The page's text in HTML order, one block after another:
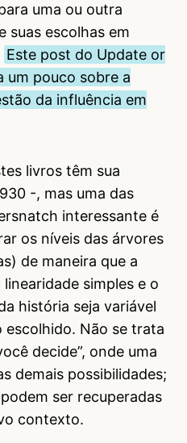
uma ou outra
suas escolhas em
Este post do Update or
um pouco sobre a
da influência em
livros têm sua
-, mas uma das
interessante é
os níveis das árvores
de maneira que a
simples e o
história seja variável
Não se trata
decide”, onde uma
demais possibilidades;
ser recuperadas
contexto.